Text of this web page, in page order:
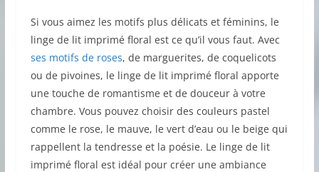
Si vous aimez les motifs plus délicats et féminins, le
linge de lit imprimé floral est ce qu’il vous faut. Avec
ses motifs de roses, de marguerites, de coquelicots
ou de pivoines, le linge de lit imprimé floral apporte
une touche de romantisme et de douceur à votre
chambre. Vous pouvez choisir des couleurs pastel
comme le rose, le mauve, le vert d’eau ou le beige qui
rappellent la tendresse et la poésie. Le linge de lit
imprimé floral est idéal pour créer une ambiance